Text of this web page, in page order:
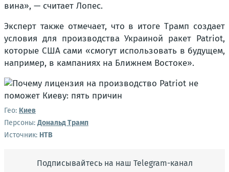
вина», — считает Лопес.
Эксперт также отмечает, что в итоге Трамп создает
условия для производства Украиной ракет Patriot,
которые США сами «смогут использовать в будущем,
например, в кампаниях на Ближнем Востоке».
Гео: Киев
Персоны: Дональд Трамп
Источник: НТВ
Подписывайтесь на наш Telegram-канал